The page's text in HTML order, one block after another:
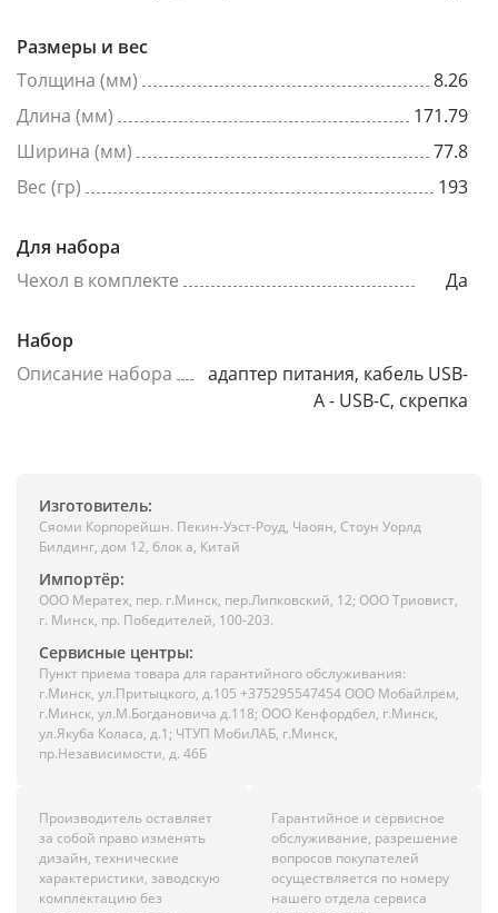
Размеры и вес
Толщина (мм)
8.26
Длина (мм)
171.79
Ширина (мм)
77.8
Вес (гр)
193
Для набора
Чехол в комплекте
Да
Набор
Описание набора
адаптер питания, кабель USB-
A - USB-C, скрепка
Изготовитель:
Сяоми Корпорейшн. Пекин-Уэст-Роуд, Чаоян, Стоун Уорлд
Билдинг, дом 12, блок а, Китай
Импортёр:
ООО Мератех, пер. г.Минск, пер.Липковский, 12; ООО Триовист,
г. Минск, пр. Победителей, 100-203.
Сервисные центры:
Пункт приема товара для гарантийного обслуживания:
г.Минск, ул.Притыцкого, д.105 +375295547454 ООО Мобайлрем,
г.Минск, ул.М.Богдановича д.118; ООО Кенфордбел, г.Минск,
ул.Якуба Коласа, д.1; ЧТУП МобиЛАБ, г.Минск,
пр.Независимости, д. 46Б
Производитель оставляет
за собой право изменять
дизайн, технические
характеристики, заводскую
комплектацию без
Гарантийное и сервисное
обслуживание, разрешение
вопросов покупателей
осуществляется по номеру
нашего отдела сервиса